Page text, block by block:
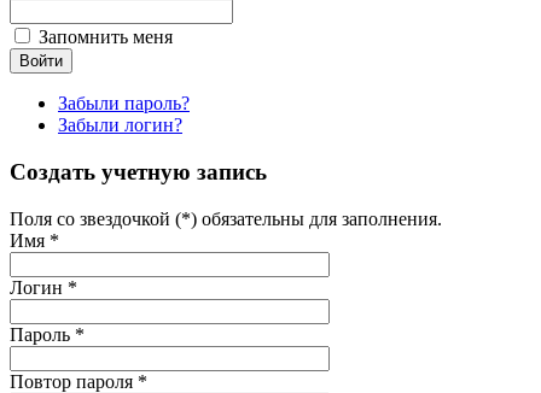
Запомнить меня
Забыли пароль?
Забыли логин?
Создать учетную запись
Поля со звездочкой (*) обязательны для заполнения.
Имя *
Логин *
Пароль *
Повтор пароля *